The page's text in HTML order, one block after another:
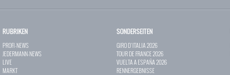
RUBRIKEN
PROFI-NEWS
JEDERMANN-NEWS
LIVE
MARKT
SONDERSEITEN
GIRO D`ITALIA 2026
TOUR DE FRANCE 2026
VUELTA A ESPAÑA 2026
RENNERGEBNISSE